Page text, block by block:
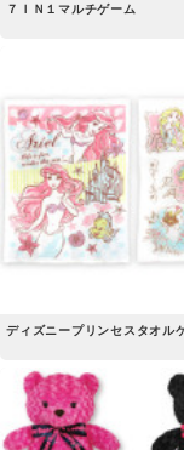
７ＩＮ１マルチゲーム
ディズニープリンセスタオル